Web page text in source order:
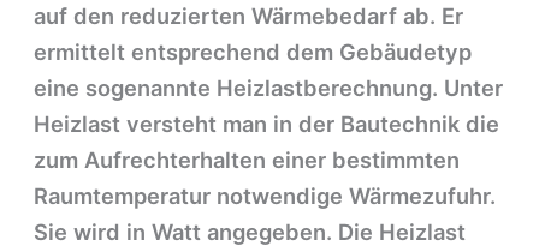
auf den reduzierten Wärmebedarf ab. Er
ermittelt entsprechend dem Gebäudetyp
eine sogenannte Heizlastberechnung. Unter
Heizlast versteht man in der Bautechnik die
zum Aufrechterhalten einer bestimmten
Raumtemperatur notwendige Wärmezufuhr.
Sie wird in Watt angegeben. Die Heizlast